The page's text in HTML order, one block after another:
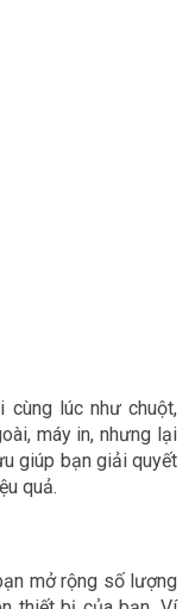
cùng lúc như chuột,
máy in, nhưng lại
giúp bạn giải quyết
quả.
mở rộng số lượng